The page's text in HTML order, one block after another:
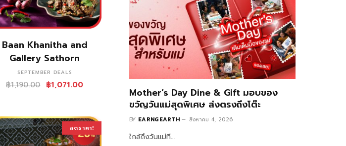
Baan Khanitha and
Gallery Sathorn
SEPTEMBER DEALS
฿1,190.00 ฿1,071.00
ลดราคา!
Mother’s Day Dine & Gift มอบของ
ขวัญวันแม่สุดพิเศษ ส่งตรงถึงโต๊ะ
BY EARNGEARTH สิงหาคม 4, 2026
ใกล้ถึงวันแม่ที…